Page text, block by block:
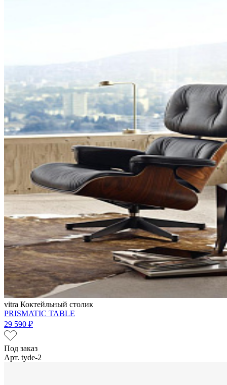
vitra Коктейльный столик
PRISMATIC TABLE
29 590 ₽
Под заказ
Арт. tyde-2